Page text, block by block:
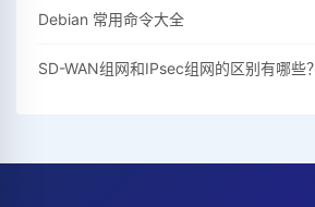
Debian 常用命令大全
SD-WAN组网和IPsec组网的区别有哪些？